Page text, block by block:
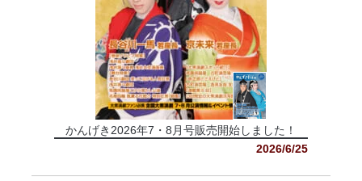
かんげき2026年7・8月号販売開始しました！
2026/6/25